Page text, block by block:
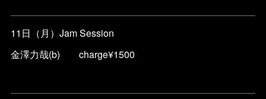
11日（月）Jam Session
金澤力哉(b) charge¥1500